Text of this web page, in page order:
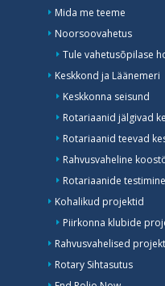
Mida me teeme
Noorsoovahetus
Tule vahetusõpilase
Keskkond ja Läänemeri
Keskkonna seisund
Rotariaanid jälgivad
Rotariaanid teevad
Rahvusvaheline
Rotariaanide testimine
Kohalikud projektid
Piirkonna klubide
Rahvusvahelised
Rotary Sihtasutus